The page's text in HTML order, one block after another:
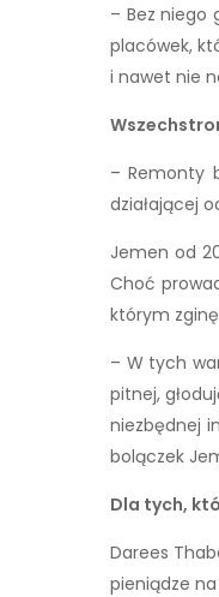
– Bez niego
placówek,
i nawet nie
– Remonty
działającej
Jemen od
Choć
którym
– W tych
pitnej,
niezbędnej
bolączek
Dla tych,
Darees
pieniądze